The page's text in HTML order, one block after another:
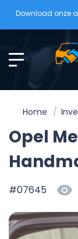
Download onze
Home
Opel
#07645